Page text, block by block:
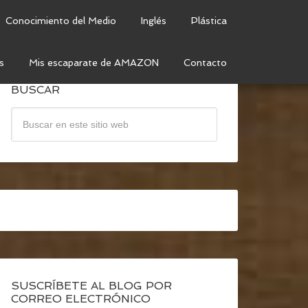
Conocimiento del Medio Inglés Plástica
Mis escaparate de AMAZON Contacto
BUSCAR
SUSCRÍBETE AL BLOG POR
CORREO ELECTRÓNICO